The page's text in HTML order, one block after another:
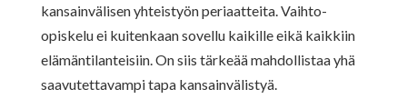
kansainvälisen yhteistyön periaatteita. Vaihto-
opiskelu ei kuitenkaan sovellu kaikille eikä kaikkiin
elämäntilanteisiin. On siis tärkeää mahdollistaa yhä
saavutettavampi tapa kansainvälistyä.